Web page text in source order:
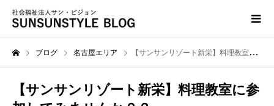
ブログ 名古屋エリア 【サンサンリゾート新栄】料理教室に参加してみませんか？？
【サンサンリゾート新栄】料理教室に参